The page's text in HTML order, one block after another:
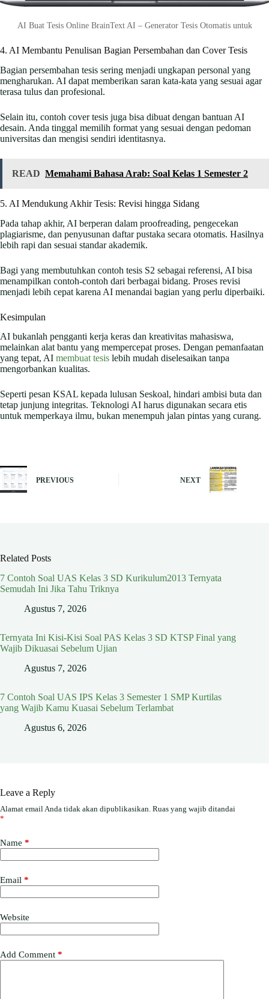
AI Buat Tesis Online BrainText AI – Generator Tesis Otomatis untuk
4. AI Membantu Penulisan Bagian Persembahan dan Cover Tesis
Bagian persembahan tesis sering menjadi ungkapan personal yang
mengharukan. AI dapat memberikan saran kata-kata yang sesuai agar
terasa tulus dan profesional.
Selain itu, contoh cover tesis juga bisa dibuat dengan bantuan AI
desain. Anda tinggal memilih format yang sesuai dengan pedoman
universitas dan mengisi sendiri identitasnya.
READ Memahami Bahasa Arab: Soal Kelas 1 Semester 2
5. AI Mendukung Akhir Tesis: Revisi hingga Sidang
Pada tahap akhir, AI berperan dalam proofreading, pengecekan
plagiarisme, dan penyusunan daftar pustaka secara otomatis. Hasilnya
lebih rapi dan sesuai standar akademik.
Bagi yang membutuhkan contoh tesis S2 sebagai referensi, AI bisa
menampilkan contoh-contoh dari berbagai bidang. Proses revisi
menjadi lebih cepat karena AI menandai bagian yang perlu diperbaiki.
Kesimpulan
AI bukanlah pengganti kerja keras dan kreativitas mahasiswa,
melainkan alat bantu yang mempercepat proses. Dengan pemanfaatan
yang tepat, AI membuat tesis lebih mudah diselesaikan tanpa
mengorbankan kualitas.
Seperti pesan KSAL kepada lulusan Seskoal, hindari ambisi buta dan
tetap junjung integritas. Teknologi AI harus digunakan secara etis
untuk memperkaya ilmu, bukan menempuh jalan pintas yang curang.
PREVIOUS NEXT
Related Posts
7 Contoh Soal UAS Kelas 3 SD Kurikulum2013 Ternyata
Semudah Ini Jika Tahu Triknya
Agustus 7, 2026
Ternyata Ini Kisi-Kisi Soal PAS Kelas 3 SD KTSP Final yang
Wajib Dikuasai Sebelum Ujian
Agustus 7, 2026
7 Contoh Soal UAS IPS Kelas 3 Semester 1 SMP Kurtilas
yang Wajib Kamu Kuasai Sebelum Terlambat
Agustus 6, 2026
Leave a Reply
Alamat email Anda tidak akan dipublikasikan. Ruas yang wajib ditandai
*
Name *
Email *
Website
Add Comment *